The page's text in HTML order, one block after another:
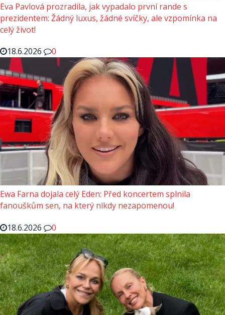
Eva Pavlová prozradila, jak vypadalo první rande s
prezidentem: Žádný luxus, žádné svíčky, ale vzpomínka na
celý život!
18.6.2026
0
Ewa Farna dojala celý Eden: Před koncertem splnila
fanouškům sen, na který nikdy nezapomenou!
18.6.2026
0